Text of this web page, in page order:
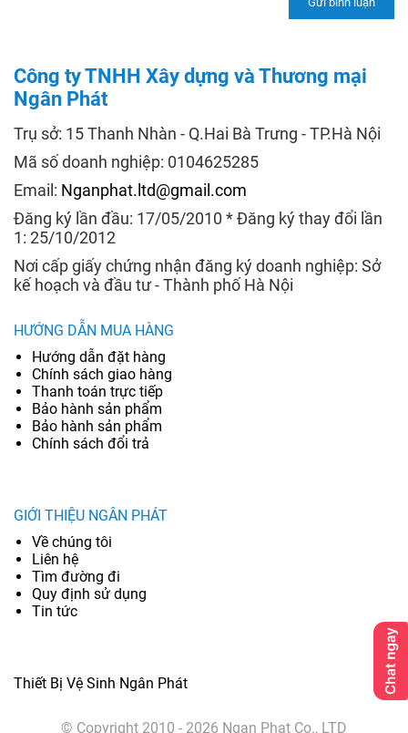
Công ty TNHH Xây dựng và Thương mại
Ngân Phát
Trụ sở: 15 Thanh Nhàn - Q.Hai Bà Trưng - TP.Hà Nội
Mã số doanh nghiệp: 0104625285
Email: Nganphat.ltd@gmail.com
Đăng ký lần đầu: 17/05/2010 * Đăng ký thay đổi lần
1: 25/10/2012
Nơi cấp giấy chứng nhận đăng ký doanh nghiệp: Sở
kế hoạch và đầu tư - Thành phố Hà Nội
HƯỚNG DẪN MUA HÀNG
Hướng dẫn đặt hàng
Chính sách giao hàng
Thanh toán trực tiếp
Bảo hành sản phẩm
Bảo hành sản phẩm
Chính sách đổi trả
GIỚI THIỆU NGÂN PHÁT
Về chúng tôi
Liên hệ
Tìm đường đi
Quy định sử dụng
Tin tức
Thiết Bị Vệ Sinh Ngân Phát
© Copyright 2010 - 2026 Ngan Phat Co., LTD